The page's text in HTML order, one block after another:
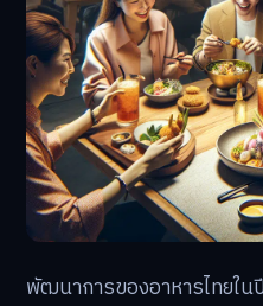
พัฒนาการของอาหารไทยใน